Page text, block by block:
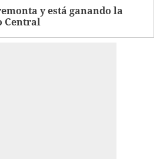
y está ganando la
Central